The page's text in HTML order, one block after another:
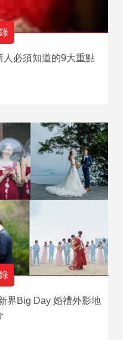
必須知道的9大重點
界Big Day 婚禮外影地